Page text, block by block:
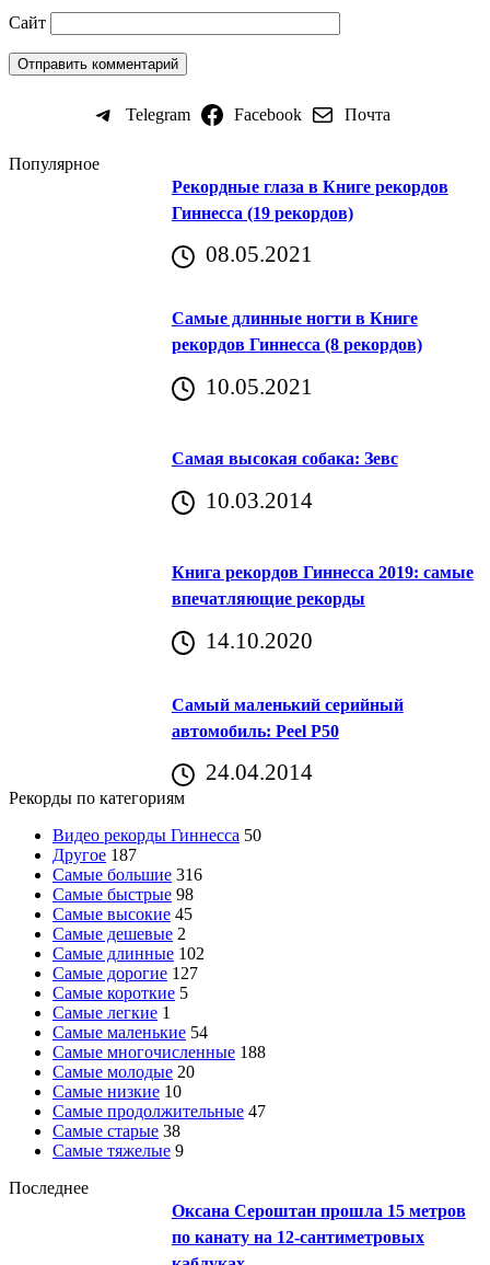
Сайт
Telegram Facebook Почта
Популярное
Рекордные глаза в Книге рекордов
Гиннесса (19 рекордов)
08.05.2021
Самые длинные ногти в Книге
рекордов Гиннесса (8 рекордов)
10.05.2021
Самая высокая собака: Зевс
10.03.2014
Книга рекордов Гиннесса 2019: самые
впечатляющие рекорды
14.10.2020
Самый маленький серийный
автомобиль: Peel P50
24.04.2014
Рекорды по категориям
Видео рекорды Гиннесса 50
Другое 187
Самые большие 316
Самые быстрые 98
Самые высокие 45
Самые дешевые 2
Самые длинные 102
Самые дорогие 127
Самые короткие 5
Самые легкие 1
Самые маленькие 54
Самые многочисленные 188
Самые молодые 20
Самые низкие 10
Самые продолжительные 47
Самые старые 38
Самые тяжелые 9
Последнее
Оксана Сероштан прошла 15 метров
по канату на 12-сантиметровых